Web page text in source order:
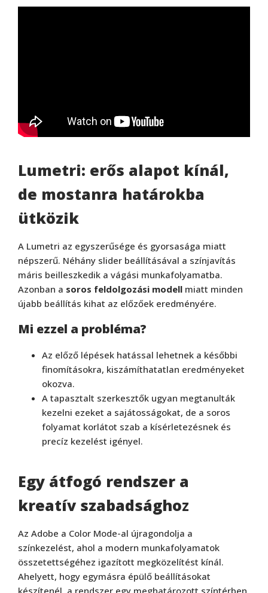
Lumetri: erős alapot kínál,
de mostanra határokba
ütközik
A Lumetri az egyszerűsége és gyorsasága miatt
népszerű. Néhány slider beállításával a színjavítás
máris beilleszkedik a vágási munkafolyamatba.
Azonban a soros feldolgozási modell miatt minden
újabb beállítás kihat az előzőek eredményére.
Mi ezzel a probléma?
Az előző lépések hatással lehetnek a későbbi
finomításokra, kiszámíthatatlan eredményeket
okozva.
A tapasztalt szerkesztők ugyan megtanulták
kezelni ezeket a sajátosságokat, de a soros
folyamat korlátot szab a kísérletezésnek és
precíz kezelést igényel.
Egy átfogó rendszer a
kreatív szabadsághoz
Az Adobe a Color Mode-al újragondolja a
színkezelést, ahol a modern munkafolyamatok
összetettségéhez igazított megközelítést kínál.
Ahelyett, hogy egymásra épülő beállításokat